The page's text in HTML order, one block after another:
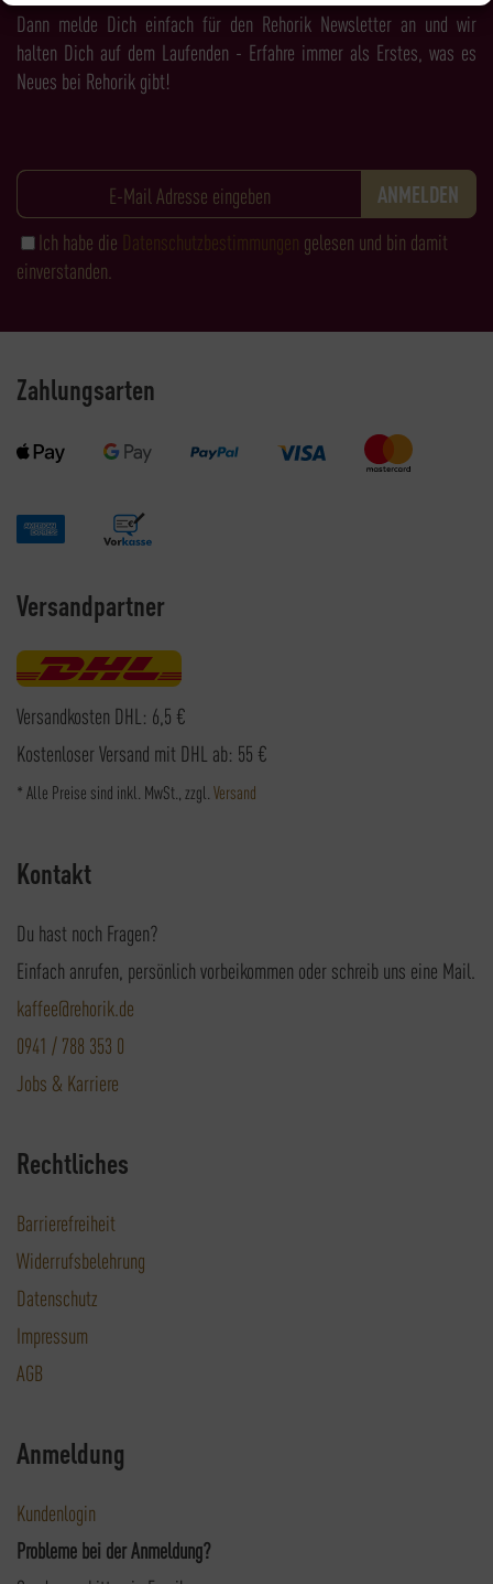
Dann melde Dich einfach für den Rehorik Newsletter an und wir
halten Dich auf dem Laufenden - Erfahre immer als Erstes, was es
Neues bei Rehorik gibt!
Ich habe die Datenschutzbestimmungen gelesen und bin damit
einverstanden.
Zahlungsarten
Versandpartner
Versandkosten DHL: 6,5 €
Kostenloser Versand mit DHL ab: 55 €
* Alle Preise sind inkl. MwSt., zzgl. Versand
Kontakt
Du hast noch Fragen?
Einfach anrufen, persönlich vorbeikommen oder schreib uns eine Mail.
kaffee@rehorik.de
0941 / 788 353 0
Jobs & Karriere
Rechtliches
Barrierefreiheit
Widerrufsbelehrung
Datenschutz
Impressum
AGB
Anmeldung
Kundenlogin
Probleme bei der Anmeldung?